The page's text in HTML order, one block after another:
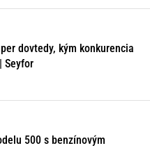
dovtedy, kým konkurencia
Seyfor
500 s benzínovým